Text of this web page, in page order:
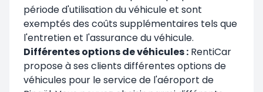
période d'utilisation du véhicule et sont
exemptés des coûts supplémentaires tels que
l'entretien et l'assurance du véhicule.
Différentes options de véhicules : RentiCar
propose à ses clients différentes options de
véhicules pour le service de l'aéroport de